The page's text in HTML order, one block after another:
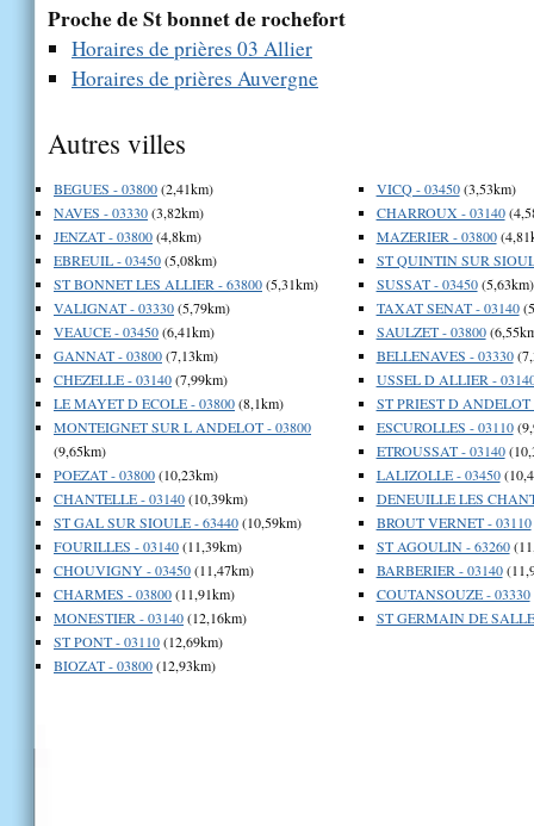
Proche de St bonnet de rochefort
Horaires de prières 03 Allier
Horaires de prières Auvergne
Autres villes
BEGUES - 03800(2,41km)
NAVES - 03330(3,82km)
JENZAT - 03800(4,8km)
EBREUIL - 03450(5,08km)
ST BONNET LES ALLIER - 63800(5,31km)
VALIGNAT - 03330(5,79km)
VEAUCE - 03450(6,41km)
GANNAT - 03800(7,13km)
CHEZELLE - 03140(7,99km)
LE MAYET D ECOLE - 03800(8,1km)
MONTEIGNET SUR L ANDELOT - 03800
(9,65km)
POEZAT - 03800(10,23km)
CHANTELLE - 03140(10,39km)
ST GAL SUR SIOULE - 63440(10,59km)
FOURILLES - 03140(11,39km)
CHOUVIGNY - 03450(11,47km)
CHARMES - 03800(11,91km)
MONESTIER - 03140(12,16km)
ST PONT - 03110(12,69km)
BIOZAT - 03800(12,93km)
VICQ - 03450(3,53km)
CHARROUX - 03140
MAZERIER - 03800
ST QUINTIN SUR
SUSSAT - 03450(5,63km)
TAXAT SENAT - 03140
SAULZET - 03800
BELLENAVES - 03330
USSEL D ALLIER -
ST PRIEST D ANDELOT
ESCUROLLES - 03110
ETROUSSAT - 03140
LALIZOLLE - 03450
DENEUILLE LES
BROUT VERNET - 03110
ST AGOULIN - 63260
BARBERIER - 03140
COUTANSOUZE - 03330
ST GERMAIN DE